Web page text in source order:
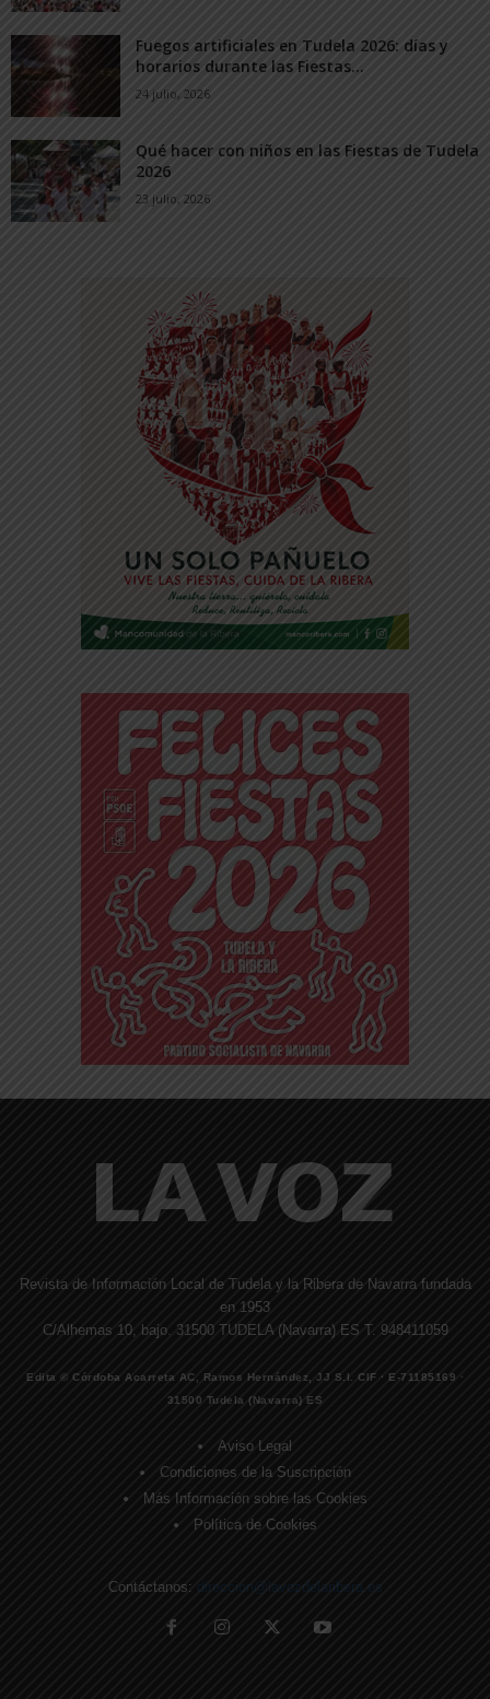
Fuegos artificiales en Tudela 2026: días y
horarios durante las Fiestas...
24 julio, 2026
Qué hacer con niños en las Fiestas de Tudela
2026
23 julio, 2026
Revista de Información Local de Tudela y la Ribera de Navarra fundada
en 1953
C/Alhemas 10, bajo. 31500 TUDELA (Navarra) ES T. 948411059
Edita © Córdoba Acarreta AC, Ramos Hernández, JJ S.I. CIF · E-71185169 ·
31500 Tudela (Navarra) ES
Aviso Legal
Condiciones de la Suscripción
Más Información sobre las Cookies
Política de Cookies
Contáctanos: direccion@lavozdelaribera.es